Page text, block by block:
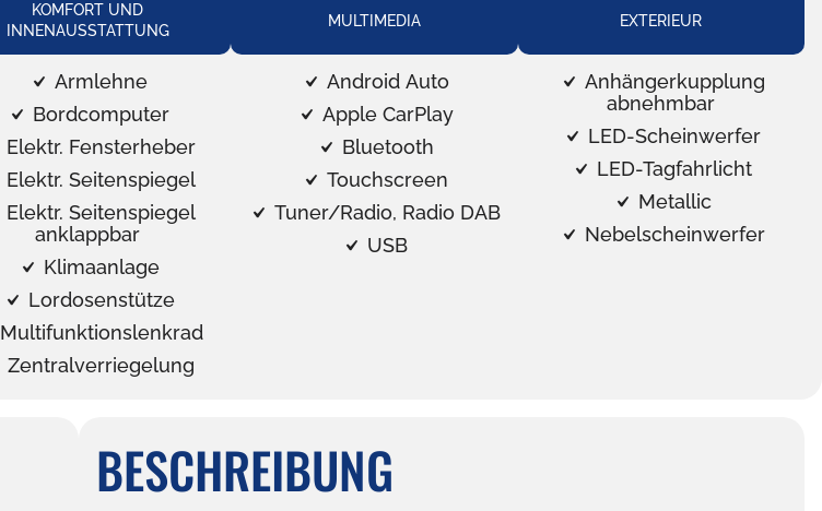
KOMFORT UND
INNENAUSSTATTUNG
Armlehne
Bordcomputer
Elektr. Fensterheber
Elektr. Seitenspiegel
Elektr. Seitenspiegel
anklappbar
Klimaanlage
Lordosenstütze
Multifunktionslenkrad
Zentralverriegelung
MULTIMEDIA
Android Auto
Apple CarPlay
Bluetooth
Touchscreen
Tuner/Radio, Radio DAB
USB
EXTERIEUR
Anhängerkupplung
abnehmbar
LED-Scheinwerfer
LED-Tagfahrlicht
Metallic
Nebelscheinwerfer
BESCHREIBUNG